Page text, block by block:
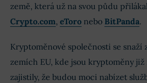
země, která už na svou půdu
Crypto.com, eToro nebo BitPanda.
Kryptoměnové společnosti se snaží
zemích EU, kde jsou kryptoměny již
zajistily, že budou moci nabízet